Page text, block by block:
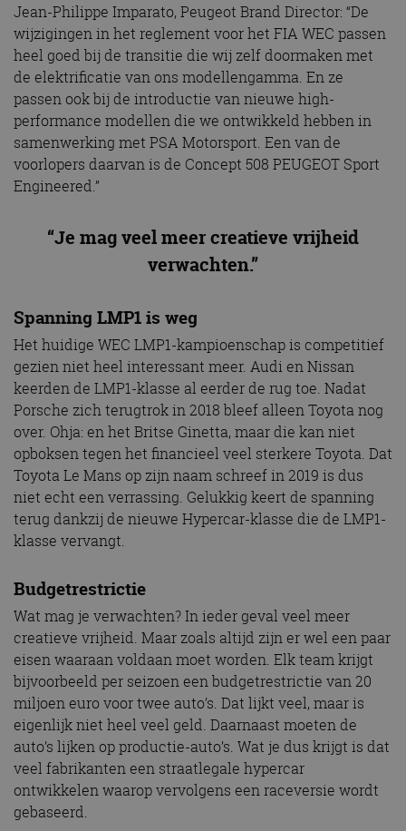
Jean-Philippe Imparato, Peugeot Brand Director: “De
wijzigingen in het reglement voor het FIA WEC passen
heel goed bij de transitie die wij zelf doormaken met
de elektrificatie van ons modellengamma. En ze
passen ook bij de introductie van nieuwe high-
performance modellen die we ontwikkeld hebben in
samenwerking met PSA Motorsport. Een van de
voorlopers daarvan is de Concept 508 PEUGEOT Sport
Engineered.”
“Je mag veel meer creatieve vrijheid
verwachten.”
Spanning LMP1 is weg
Het huidige WEC LMP1-kampioenschap is competitief
gezien niet heel interessant meer. Audi en Nissan
keerden de LMP1-klasse al eerder de rug toe. Nadat
Porsche zich terugtrok in 2018 bleef alleen Toyota nog
over. Ohja: en het Britse Ginetta, maar die kan niet
opboksen tegen het financieel veel sterkere Toyota. Dat
Toyota Le Mans op zijn naam schreef in 2019 is dus
niet echt een verrassing. Gelukkig keert de spanning
terug dankzij de nieuwe Hypercar-klasse die de LMP1-
klasse vervangt.
Budgetrestrictie
Wat mag je verwachten? In ieder geval veel meer
creatieve vrijheid. Maar zoals altijd zijn er wel een paar
eisen waaraan voldaan moet worden. Elk team krijgt
bijvoorbeeld per seizoen een budgetrestrictie van 20
miljoen euro voor twee auto’s. Dat lijkt veel, maar is
eigenlijk niet heel veel geld. Daarnaast moeten de
auto’s lijken op productie-auto’s. Wat je dus krijgt is dat
veel fabrikanten een straatlegale hypercar
ontwikkelen waarop vervolgens een raceversie wordt
gebaseerd.